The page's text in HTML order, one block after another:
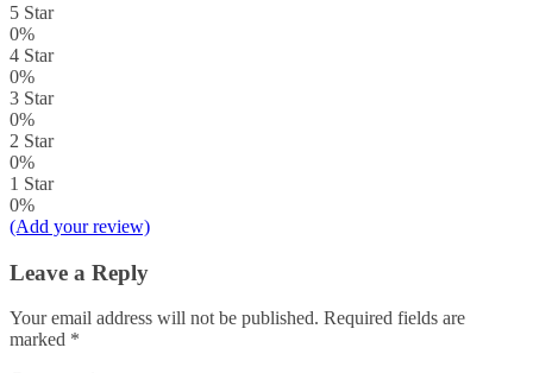
5 Star
0%
4 Star
0%
3 Star
0%
2 Star
0%
1 Star
0%
(Add your review)
Leave a Reply
Your email address will not be published. Required fields are
marked *